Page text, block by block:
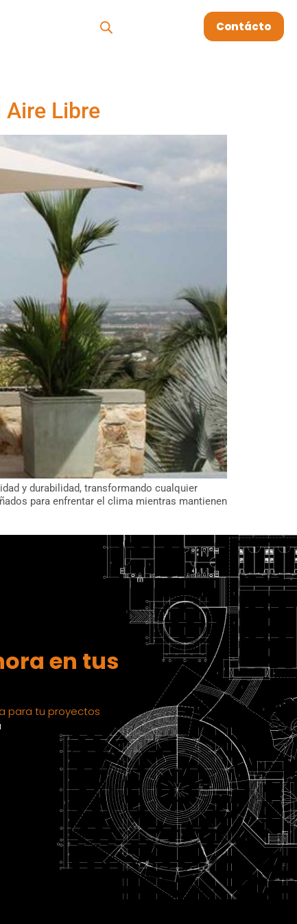
Contácto
Aire Libre
y durabilidad, transformando cualquier
para enfrentar el clima mientras mantienen
en tus
para tu proyectos